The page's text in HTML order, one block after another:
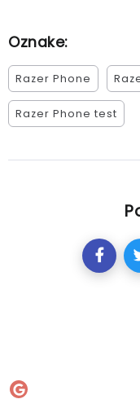
Oznake:
Razer Phone
Razer Phone test